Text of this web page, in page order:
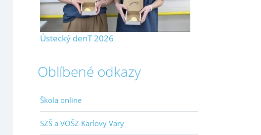
Ústecký denT 2026
Oblíbené odkazy
Škola online
SZŠ a VOŠZ Karlovy Vary